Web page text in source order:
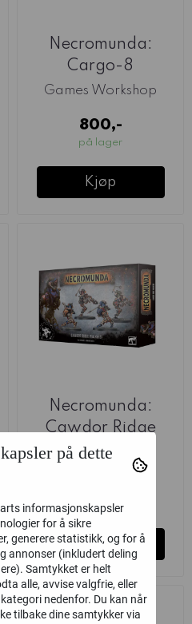
Necromunda:
Cargo-8
Ridgehauler
Games Workshop
800,-
på lager
Kjøp
Necromunda:
Cawdor Ridge
Walkers
Games Workshop
på lager
Kjøp
på dette
informasjonskapsler
for å sikre
generere statistikk, og for å
annonser (inkludert deling
Samtykket er helt
alle, avvise valgfrie, eller
nedenfor. Du kan når
tilbake dine samtykker via